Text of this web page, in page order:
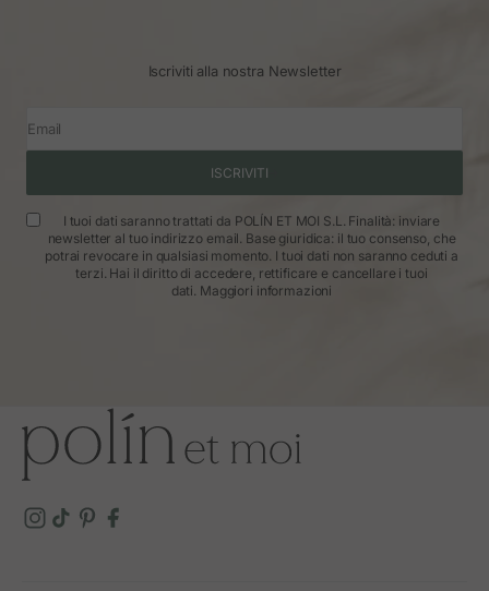
Iscriviti alla nostra Newsletter
Email
ISCRIVITI
I tuoi dati saranno trattati da POLÍN ET MOI S.L. Finalità: inviare
newsletter al tuo indirizzo email. Base giuridica: il tuo consenso, che
potrai revocare in qualsiasi momento. I tuoi dati non saranno ceduti a
terzi. Hai il diritto di accedere, rettificare e cancellare i tuoi
dati. Maggiori informazioni